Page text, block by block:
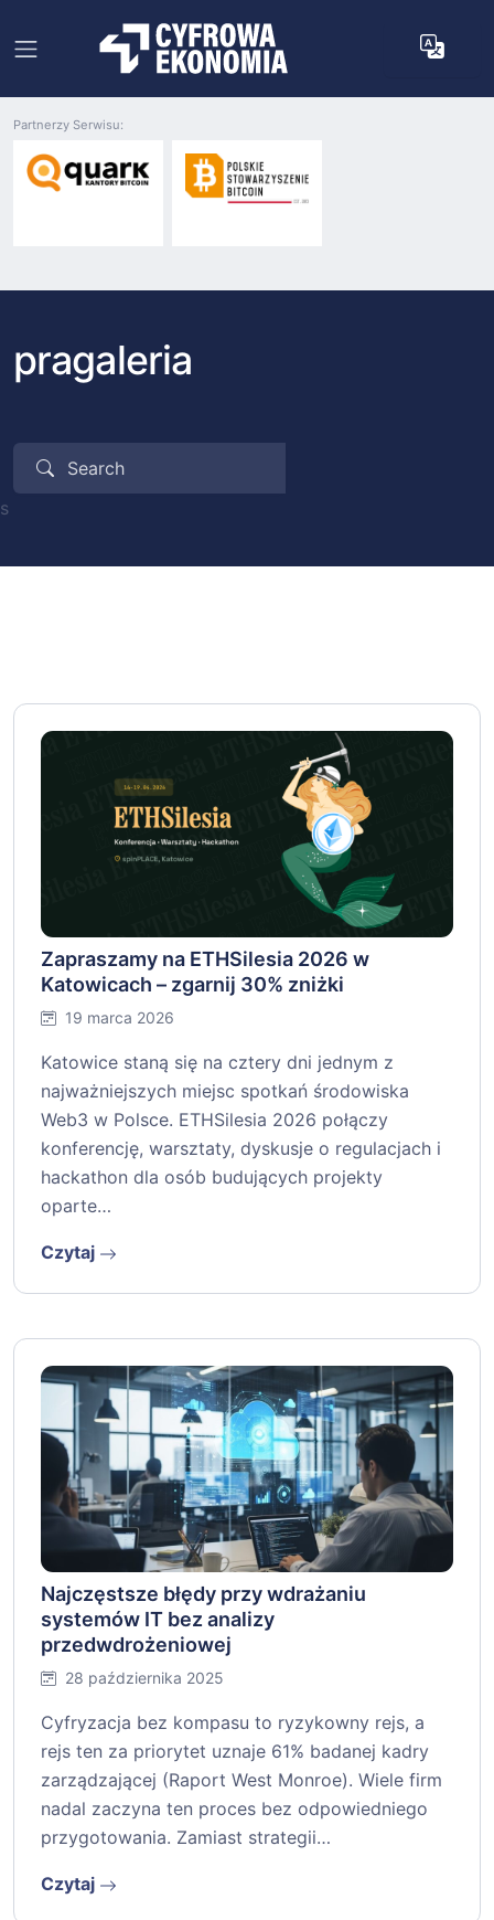
Partnerzy Serwisu:
pragaleria
s
Zapraszamy na ETHSilesia 2026 w
Katowicach – zgarnij 30% zniżki
19 marca 2026
Katowice staną się na cztery dni jednym z
najważniejszych miejsc spotkań środowiska
Web3 w Polsce. ETHSilesia 2026 połączy
konferencję, warsztaty, dyskusje o regulacjach i
hackathon dla osób budujących projekty
oparte…
Czytaj
Najczęstsze błędy przy wdrażaniu
systemów IT bez analizy
przedwdrożeniowej
28 października 2025
Cyfryzacja bez kompasu to ryzykowny rejs, a
rejs ten za priorytet uznaje 61% badanej kadry
zarządzającej (Raport West Monroe). Wiele firm
nadal zaczyna ten proces bez odpowiedniego
przygotowania. Zamiast strategii…
Czytaj